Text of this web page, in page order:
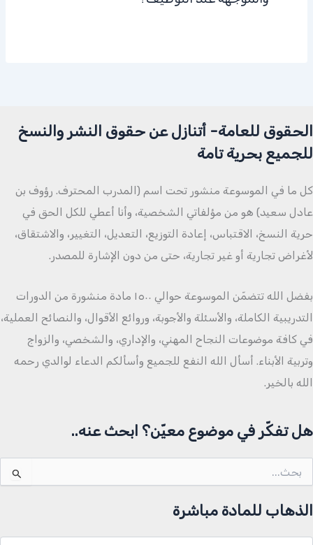
الحقوق للعامة- أتنازل عن حقوق النشر والنسخ
للجميع بحرية تامة
كل ما في الموسوعة منشور تحت اسم (المدرب المحترف. رؤوف بن
عادل سعيد) هو من مؤلفاتي الشخصية، وأنا أعطي للكل الحق في
حرية النسخ، الاقتباس، إعادة التوزيع، التعديل، التغيير، والاشتقاق،
لأغراض تجارية أو غير تجارية، حتى من دون الإشارة للمصدر.
بفضل الله تتضمّن الموسوعة حوالي ١٥٠٠ مادة منشورة من الدورات
التدريبية الكاملة، والأسئلة والأجوبة، وروائع الأقوال، والنصائح العملية،
في كافة موضوعات النجاح المهني، والإداري، والشخصي، والزواج
وتربية الأبناء. أسأل الله النفع للجميع وأسألكم الدعاء لوالدي رحمه
الله بالخير.
هل تفكّر في موضوع معيّن؟ ابحث عنه..
عن:
الذهاب للمادة مباشرة